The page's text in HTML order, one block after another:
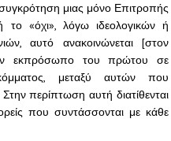
συγκρότηση μιας μόνο Επιτροπής
το «όχι», λόγω ιδεολογικών ή
αυτό ανακοινώνεται [στον
εκπρόσωπο του πρώτου σε
μεταξύ αυτών που
περίπτωση αυτή διατίθενται
που συντάσσονται με κάθε